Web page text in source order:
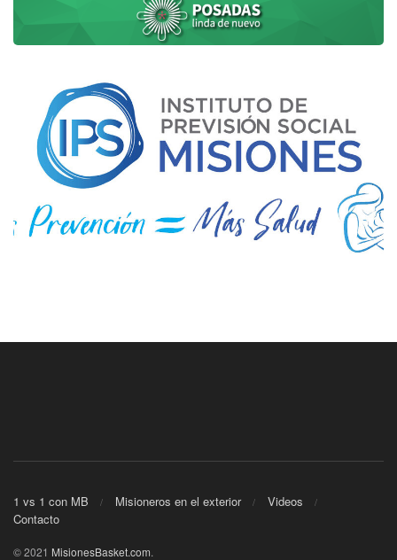
1 vs 1 con MB Misioneros en el exterior
Videos
Contacto
© 2021 MisionesBasket.com.